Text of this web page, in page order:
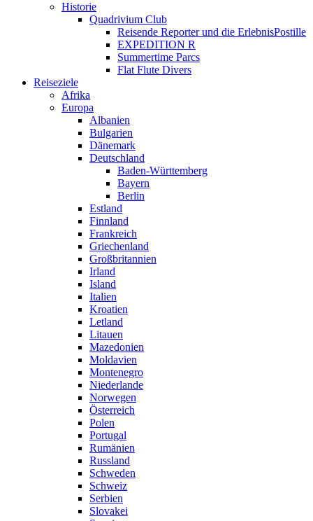
Historie
Quadrivium Club
Reisende Reporter und die ErlebnisPostille
EXPEDITION R
Summertime Parcs
Flat Flute Divers
Reiseziele
Afrika
Europa
Albanien
Bulgarien
Dänemark
Deutschland
Baden-Württemberg
Bayern
Berlin
Estland
Finnland
Frankreich
Griechenland
Großbritannien
Irland
Island
Italien
Kroatien
Letland
Litauen
Mazedonien
Moldavien
Montenegro
Niederlande
Norwegen
Österreich
Polen
Portugal
Rumänien
Russland
Schweden
Schweiz
Serbien
Slovakei